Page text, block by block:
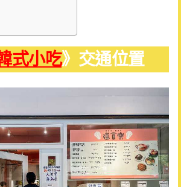
式小吃》交通位置